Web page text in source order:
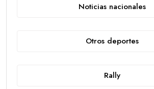
Noticias nacionales
Otros deportes
Rally